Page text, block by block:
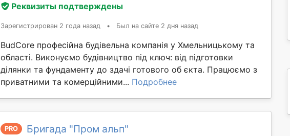
Реквизиты подтверждены
Зарегистрирован 2 года назад • Был на сайте 2 дня назад
BudCore професійна будівельна компанія у Хмельницькому та
області. Виконуємо будівництво під ключ: від підготовки
ділянки та фундаменту до здачі готового об єкта. Працюємо з
приватними та комерційними... Подробнее
PRO Бригада "Пром альп"